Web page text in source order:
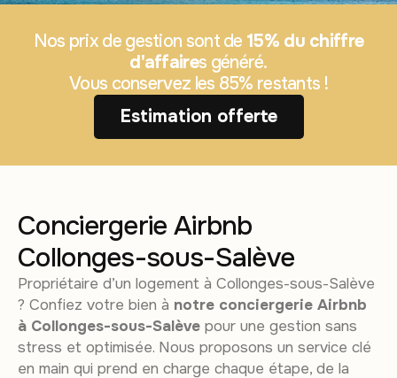
Nos prix de gestion sont de 15% du chiffre
d'affaires généré.
Vous conservez les 85% restants !
Estimation offerte
Conciergerie Airbnb
Collonges-sous-Salève
Propriétaire d’un logement à Collonges-sous-Salève
? Confiez votre bien à notre conciergerie Airbnb
à Collonges-sous-Salève pour une gestion sans
stress et optimisée. Nous proposons un service clé
en main qui prend en charge chaque étape, de la